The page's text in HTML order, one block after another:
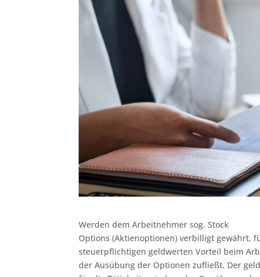
Werden dem Arbeitnehmer sog. Stock
Options (Aktienoptionen) verbilligt gewährt,
steuerpflichtigen geldwerten Vorteil beim
der Ausübung der Optionen zufließt. Der